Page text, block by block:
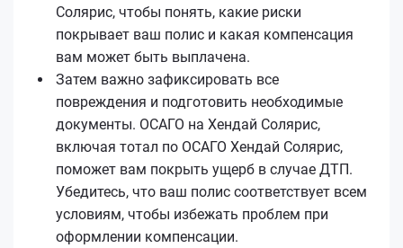
Солярис, чтобы понять, какие риски
покрывает ваш полис и какая компенсация
вам может быть выплачена.
Затем важно зафиксировать все
повреждения и подготовить необходимые
документы. ОСАГО на Хендай Солярис,
включая тотал по ОСАГО Хендай Солярис,
поможет вам покрыть ущерб в случае ДТП.
Убедитесь, что ваш полис соответствует всем
условиям, чтобы избежать проблем при
оформлении компенсации.